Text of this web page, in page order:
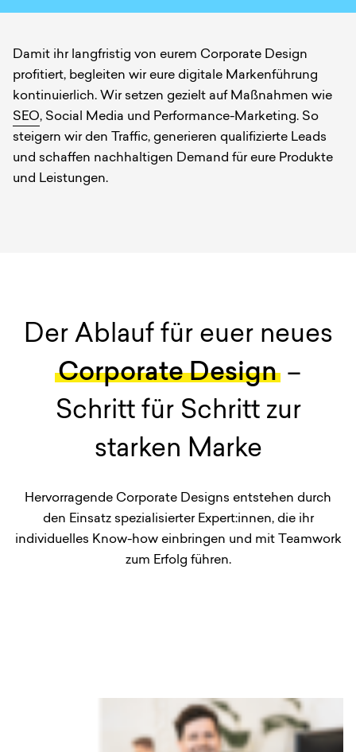
Damit ihr langfristig von eurem Corporate Design
profitiert, begleiten wir eure digitale Markenführung
kontinuierlich. Wir setzen gezielt auf Maßnahmen wie
SEO, Social Media und Performance-Marketing. So
steigern wir den Traffic, generieren qualifizierte Leads
und schaffen nachhaltigen Demand für eure Produkte
und Leistungen.
Der Ablauf für euer neues
Corporate Design –
Schritt für Schritt zur
starken Marke
Hervorragende Corporate Designs entstehen durch
den Einsatz spezialisierter Expert:innen, die ihr
individuelles Know-how einbringen und mit Teamwork
zum Erfolg führen.